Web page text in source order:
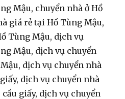
Mậu, chuyển nhà ở Hồ
giá rẻ tại Hồ Tùng Mậu,
Tùng Mậu, dịch vụ
Mậu, dịch vụ chuyển
dịch vụ chuyển nhà
dịch vụ chuyển nhà
giấy, dịch vụ chuyển